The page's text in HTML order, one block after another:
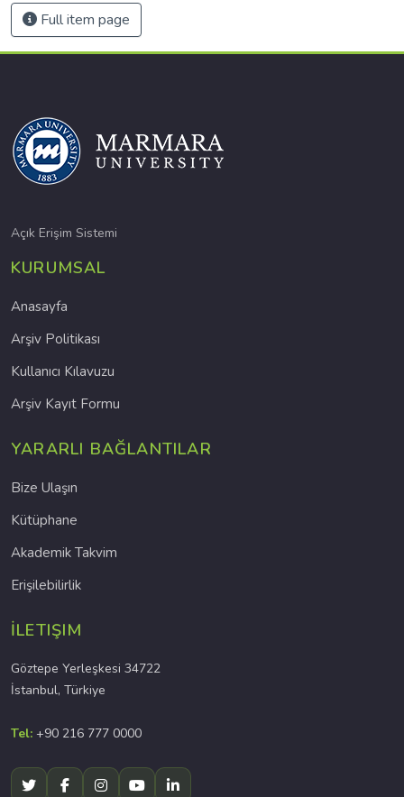
Full item page
Açık Erişim Sistemi
KURUMSAL
Anasayfa
Arşiv Politikası
Kullanıcı Kılavuzu
Arşiv Kayıt Formu
YARARLI BAĞLANTILAR
Bize Ulaşın
Kütüphane
Akademik Takvim
Erişilebilirlik
İLETIŞIM
Göztepe Yerleşkesi 34722
İstanbul, Türkiye
Tel: +90 216 777 0000